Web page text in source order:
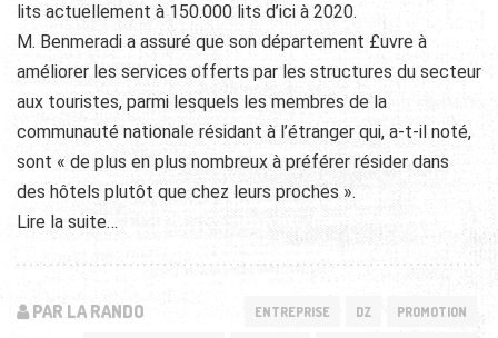
lits actuellement à 150.000 lits d’ici à 2020.
M. Benmeradi a assuré que son département £uvre à
améliorer les services offerts par les structures du secteur
aux touristes, parmi lesquels les membres de la
communauté nationale résidant à l’étranger qui, a-t-il noté,
sont « de plus en plus nombreux à préférer résider dans
des hôtels plutôt que chez leurs proches ».
Lire la suite…
PAR LA RANDO ENTREPRISE DZ PROMOTION